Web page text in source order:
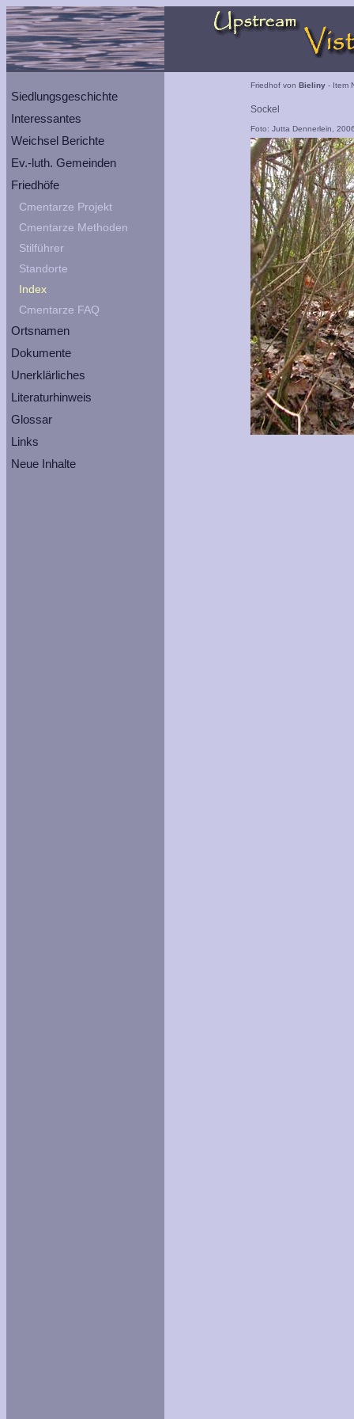
Siedlungsgeschichte
Interessantes
Weichsel Berichte
Ev.-luth. Gemeinden
Friedhöfe
Cmentarze Projekt
Cmentarze Methoden
Stilführer
Standorte
Index
Cmentarze FAQ
Ortsnamen
Dokumente
Unerklärliches
Literaturhinweis
Glossar
Links
Neue Inhalte
Friedhof von Bieliny - Item
Sockel
Foto: Jutta Dennerlein,